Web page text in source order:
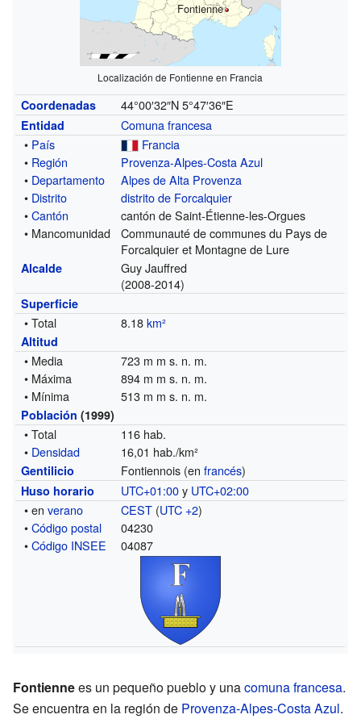
Fontienne
Localización de Fontienne en Francia
Coordenadas 44°00′32″N 5°47′36″E
Entidad
Comuna francesa
• País
Francia
• Región
Provenza-Alpes-Costa Azul
• Departamento
Alpes de Alta Provenza
• Distrito
distrito de Forcalquier
•Cantón
cantón de Saint-Étienne-les-Orgues
• Mancomunidad
Communauté de communes du Pays de
Forcalquier et Montagne de Lure
Alcalde
Guy Jauffred
(2008-2014)
Superficie
• Total 8.18km²
Altitud
• Media
723 m m s. n. m.
• Máxima
894 m m s. n. m.
• Mínima
513 m m s. n. m.
Población (1999)
• Total
116 hab.
• Densidad 16,01 hab./km²
Gentilicio Fontiennois (enfrancés)
Huso horario UTC+01:00y UTC+02:00
• enverano CEST (UTC +2)
•Código postal
04230
•Código INSEE 04087
Fontiennees un pequeño pueblo y unacomuna francesa.
Se encuentra en la región de Provenza-Alpes-Costa Azul.